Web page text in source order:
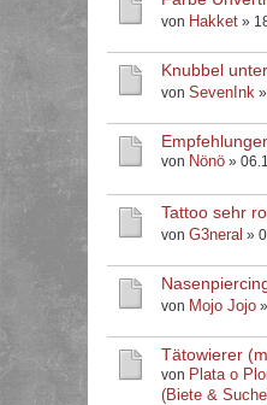
von Hakket »
Knubbel
von SevenInk
von Nönö »
Tattoo sehr
von G3neral »
von Mojo Jojo
Tätowierer
von Plata o
(Biete &